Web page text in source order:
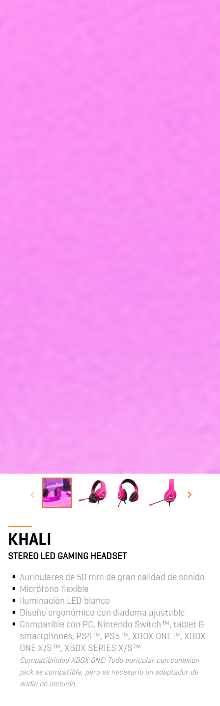
KHALI
STEREO LED GAMING HEADSET
Auriculares de 50 mm de gran calidad de sonido
Micrófono flexible
Iluminación LED blanco
Diseño ergonómico con diadema ajustable
Compatible con PC, Nintendo Switch™, tablet &
smartphones, PS4™, PS5™, XBOX ONE™, XBOX
ONE X/S™, XBOX SERIES X/S™
Compatibilidad XBOX ONE: Todo auricular con conexión
jack es compatible, pero es necesario un adaptador de
audio no incluido.